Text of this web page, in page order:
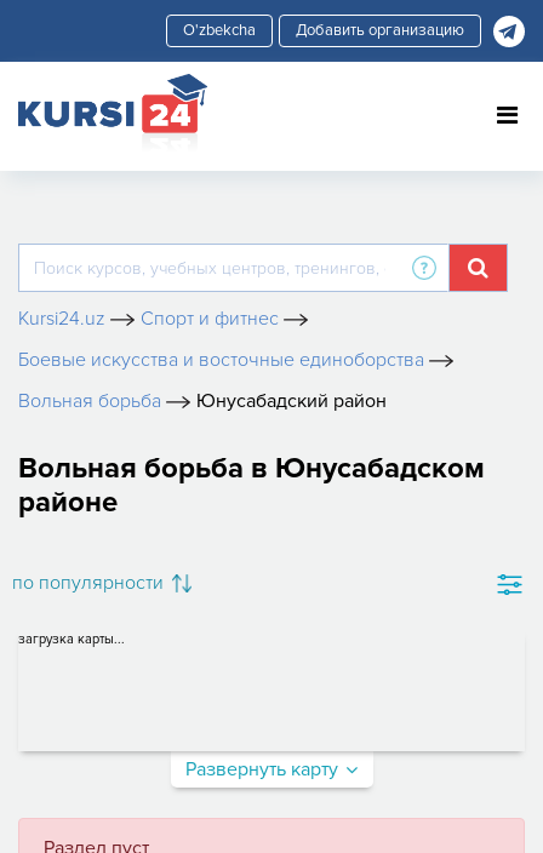
Добавить организацию
Kursi24.uz
Спорт и фитнес
Боевые искусства и восточные единоборства
Вольная борьба
Юнусабадский район
Вольная борьба в Юнусабадском
районе
по популярности
загрузка карты...
Развернуть карту
Раздел пуст